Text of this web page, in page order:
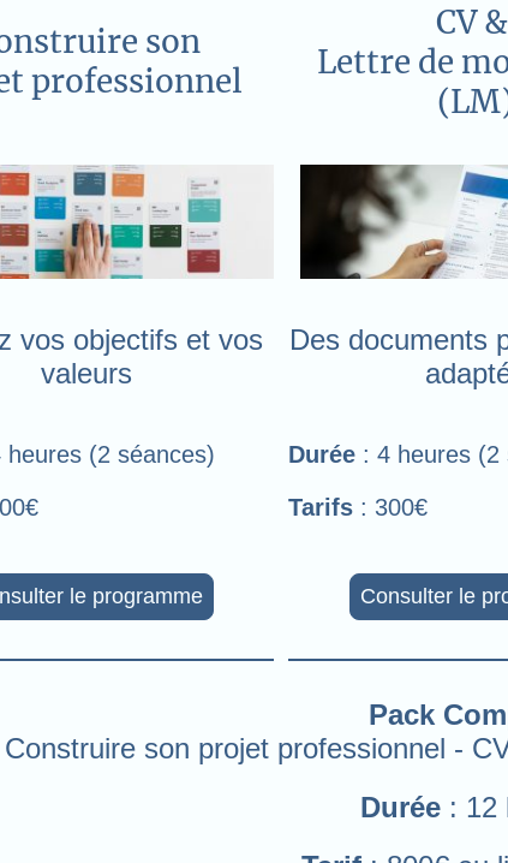
son
professionnel
vos objectifs et vos
valeurs
heures (2 séances)
le programme Consulter le
CV &
Lettre de
Des documents
Durée : 4 heures (2
Tarifs : 300€
Pack
Construire son projet professionnel -
Durée: 12